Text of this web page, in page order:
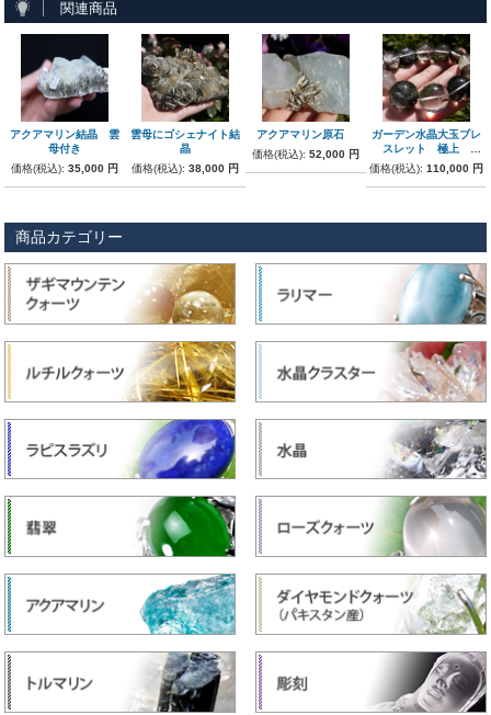
関連商品
アクアマリン結晶 雲
母付き
価格(税込):35,000 円
雲母にゴシェナイト結
晶
価格(税込):38,000 円
アクアマリン原石
価格(税込): 52,000 円
ガーデン水晶大玉ブレ
スレット 極上
24mm～17mm
価格(税込): 110,000 円
商品カテゴリー